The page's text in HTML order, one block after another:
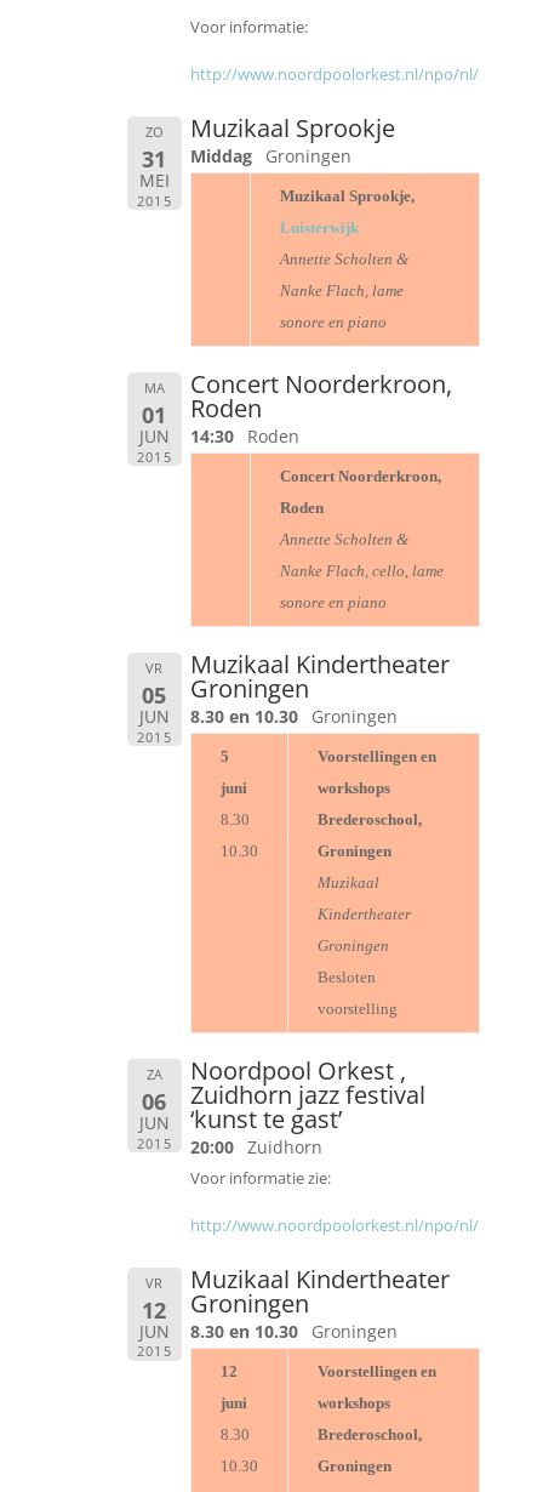
Voor informatie:
http://www.noordpoolorkest.nl/npo/nl/
ZO
31
MEI
2015
Muzikaal Sprookje
Middag Groningen
Muzikaal Sprookje,
Luisterwijk
Annette Scholten &
Nanke Flach, lame
sonore en piano
MA
01
JUN
2015
Concert Noorderkroon,
Roden
14:30 Roden
Concert Noorderkroon,
Roden
Annette Scholten &
Nanke Flach, cello, lame
sonore en piano
VR
05
JUN
2015
Muzikaal Kindertheater
Groningen
8.30 en 10.30 Groningen
5
juni
8.30
10.30
Voorstellingen en
workshops
Brederoschool,
Groningen
Muzikaal
Kindertheater
Groningen
Besloten
voorstelling
ZA
06
JUN
2015
Noordpool Orkest ,
Zuidhorn jazz festival
‘kunst te gast’
20:00 Zuidhorn
Voor informatie zie:
http://www.noordpoolorkest.nl/npo/nl/
VR
12
JUN
2015
Muzikaal Kindertheater
Groningen
8.30 en 10.30 Groningen
12
juni
8.30
10.30
Voorstellingen en
workshops
Brederoschool,
Groningen